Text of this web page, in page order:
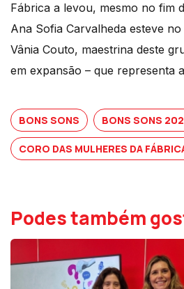
Fábrica a levou, mesmo no fim
Ana Sofia Carvalheda esteve
Vânia Couto, maestrina deste
em expansão – que representa
BONS SONS BONS SONS
CORO DAS MULHERES DA
Podes também